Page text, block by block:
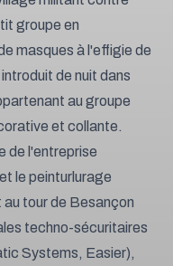
groupe en
masques à l'effigie de
de nuit dans
au groupe
et collante.
de l'entreprise
le peinturlurage
tour de Besançon
techno-sécuritaires
Systems, Easier),